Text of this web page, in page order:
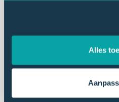
Alles
We beschikken over